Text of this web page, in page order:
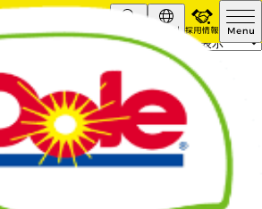
Search Global
採用情報